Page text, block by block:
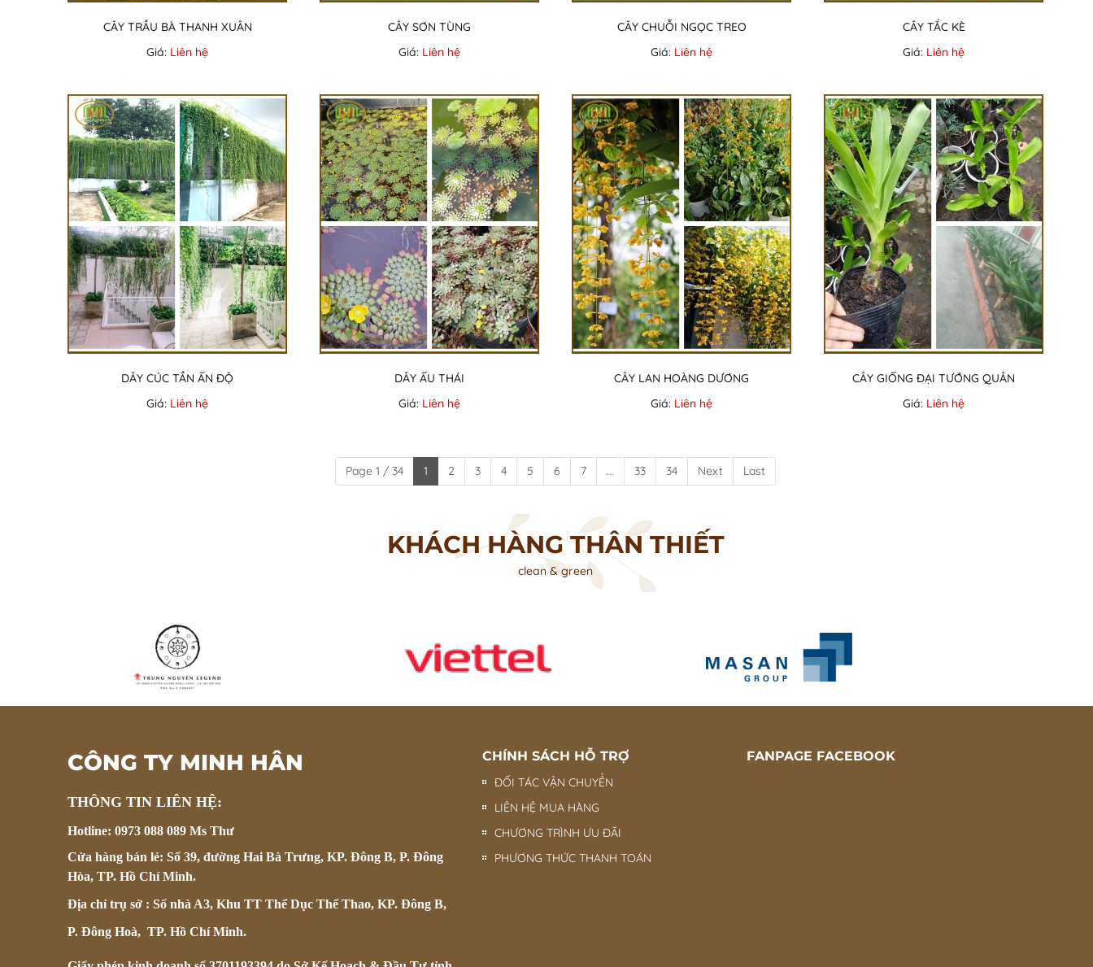
CÂY TRẦU BÀ THANH XUÂN
Giá: Liên hệ
CÂY SƠN TÙNG
Giá: Liên hệ
CÂY CHUỖI NGỌC TREO
Giá: Liên hệ
CÂY TẮC KÈ
Giá: Liên hệ
DÂY CÚC TẦN ẤN ĐỘ
Giá: Liên hệ
DÂY ẤU THÁI
Giá: Liên hệ
CÂY LAN HOÀNG DƯƠNG
Giá: Liên hệ
CÂY GIỐNG ĐẠI TƯỚNG QUÂN
Giá: Liên hệ
Page 1 / 34 1 2 3 4 5 6 7 ... 33 34 Next Last
KHÁCH HÀNG THÂN THIẾT
clean & green
CÔNG TY MINH HÂN
THÔNG TIN LIÊN HỆ:
Hotline: 0973 088 089 Ms Thư
Cửa hàng bán lẻ: Số 39, đường Hai Bà Trưng, KP. Đông B, P. Đông
Hòa, TP. Hồ Chí Minh.
Địa chỉ trụ sở : Số nhà A3, Khu TT Thể Dục Thể Thao, KP. Đông B,
P. Đông Hoà, TP. Hồ Chí Minh.
CHÍNH SÁCH HỖ TRỢ
ĐỐI TÁC VẬN CHUYỂN
LIÊN HỆ MUA HÀNG
CHƯƠNG TRÌNH ƯU ĐÃI
PHƯƠNG THỨC THANH TOÁN
FANPAGE FACEBOOK